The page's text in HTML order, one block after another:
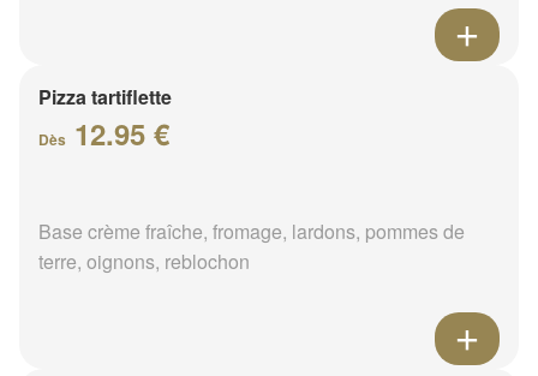
Pizza tartiflette
Dès 12.95 €
Base crème fraîche, fromage, lardons, pommes de
terre, oignons, reblochon